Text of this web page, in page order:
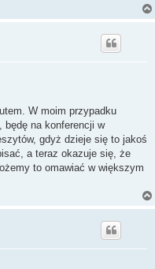
W moim przypadku
będę na konferencji w
gdyż dzieje się to jakoś
a teraz okazuje się, że
to omawiać w większym